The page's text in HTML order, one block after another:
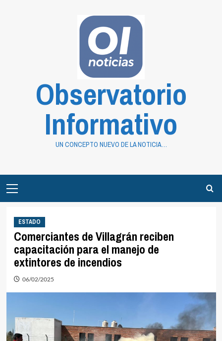
Observatorio
Informativo
UN CONCEPTO NUEVO DE LA NOTICIA…
Menu
ESTADO
Comerciantes de Villagrán reciben
capacitación para el manejo de
extintores de incendios
06/02/2025